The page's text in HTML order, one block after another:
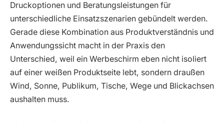
Druckoptionen und Beratungsleistungen für
unterschiedliche Einsatzszenarien gebündelt werden.
Gerade diese Kombination aus Produktverständnis und
Anwendungssicht macht in der Praxis den
Unterschied, weil ein Werbeschirm eben nicht isoliert
auf einer weißen Produktseite lebt, sondern draußen
Wind, Sonne, Publikum, Tische, Wege und Blickachsen
aushalten muss.